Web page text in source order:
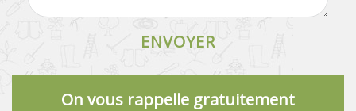
On vous rappelle gratuitement